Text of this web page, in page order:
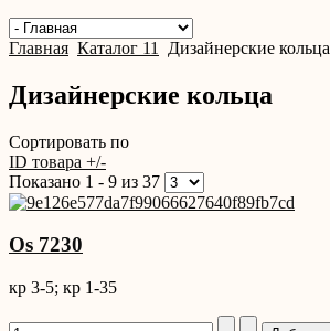
Главная Каталог 11 Дизайнерские кольца
Дизайнерские кольца
Сортировать по
ID товара +/-
Показано 1 - 9 из 37
Os 7230
кр 3-5; кр 1-35